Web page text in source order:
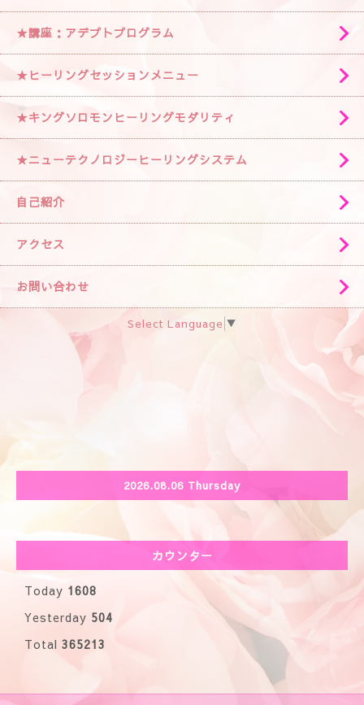
★講座：アデプトプログラム
★ヒーリングセッションメニュー
★キングソロモンヒーリングモダリティ
★ニューテクノロジーヒーリングシステム
自己紹介
アクセス
お問い合わせ
Select Language ▼
2026.08.06 Thursday
カウンター
Today 1608
Yesterday 504
Total 365213